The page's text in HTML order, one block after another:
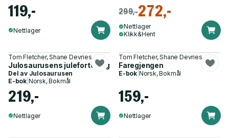
119,-
Nettlager
299,-272,-
Nettlager
Klikk&Hent
Tom Fletcher, Shane Devries
Julosaurusens julefortelling
Del av Julosaurusen
E-bok Norsk, Bokmål
219,-
Nettlager
Tom Fletcher, Shane Devries
Faregjengen
E-bok Norsk, Bokmål
159,-
Nettlager